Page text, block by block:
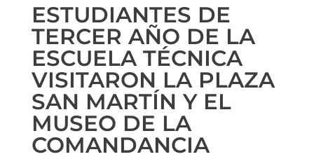
ESTUDIANTES DE
TERCER AÑO DE LA
ESCUELA TÉCNICA
VISITARON LA PLAZA
SAN MARTÍN Y EL
MUSEO DE LA
COMANDANCIA